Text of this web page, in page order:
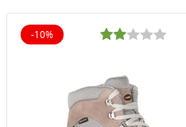
-10%
10% reduziert